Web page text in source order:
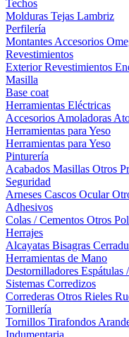
Techos
Molduras Tejas Lambriz
Perfilería
Montantes Accesorios
Revestimientos
ExteriorRevestimientos
Masilla
Base coat
Herramientas Eléctricas
Accesorios Amoladoras
Herramientas para Yeso
Herramientas para Yeso
Pinturería
Acabados Masillas Otros
Seguridad
Arneses Cascos Ocular
Adhesivos
Colas / Cementos Otros
Herrajes
Alcayatas Bisagras
Herramientas de Mano
Destornilladores Espátulas
Sistemas Corredizos
Correderas Otros Rieles
Tornillería
Tornillos Tirafondos
Indumentaria